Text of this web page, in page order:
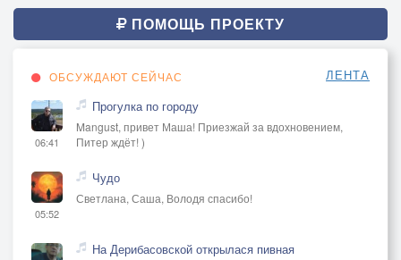
ПОМОЩЬ ПРОЕКТУ
ОБСУЖДАЮТ СЕЙЧАС ЛЕНТА
06:41
Прогулка по городу
Mangust, привет Маша! Приезжай за вдохновением,
Питер ждёт! )
05:52
Чудо
Светлана, Саша, Володя спасибо!
На Дерибасовской открылася пивная